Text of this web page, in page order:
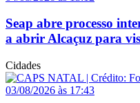
Seap abre processo
a abrir Alcaçuz para
Cidades
03/08/2026 às 17:43